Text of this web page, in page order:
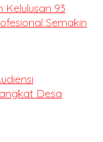
93
Semakin
Desa